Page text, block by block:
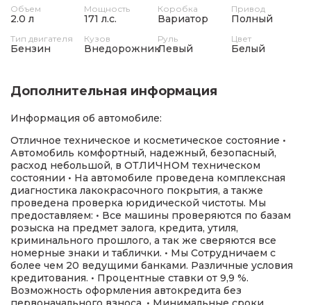
Объем
2.0 л
Мощность
171 л.с.
Коробка
Вариатор
Привод
Полный
Тип двигателя
Бензин
Кузов
Внедорожник
Руль
Левый
Цвет
Белый
Дополнительная информация
Информация об автомобиле:
Отличное техническое и косметическое состояние •
Автомобиль комфортный, надежный, безопасный,
расход небольшой, в ОТЛИЧНОМ техническом
состоянии • На автомобиле проведена комплексная
диагностика лакокрасочного покрытия, а также
проведена проверка юридической чистоты. Мы
предоставляем: • Все машины проверяются по базам
розыска на предмет залога, кредита, утиля,
криминального прошлого, а так же сверяются все
номерные знаки и таблички. • Мы Сотрудничаем с
более чем 20 ведущими банками. Различные условия
кредитования. • Процентные ставки от 9,9 %.
Возможность оформления автокредита без